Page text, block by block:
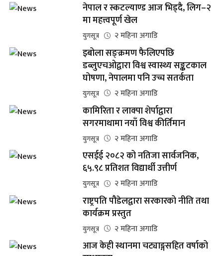
नेपाल र स्कटल्याण्ड आज भिड्दै, लिग–२
मा महत्त्वपूर्ण खेल
युगसूत्र २ महिना अगाडि
इबोला सङ्क्रमण फैलिएपछि
डब्लुएचओद्वारा विश्व स्वास्थ्य सङ्कटकाल
घोषणा, नेपालमा पनि उच्च सतर्कता
युगसूत्र २ महिना अगाडि
कामिरिता र लाक्पा शेर्पाद्वारा
सगरमाथामा नयाँ विश्व कीर्तिमान
युगसूत्र २ महिना अगाडि
एसईई २०८२ को नतिजा सार्वजनिक,
६५.९८ प्रतिशत विद्यार्थी उत्तीर्ण
युगसूत्र २ महिना अगाडि
राष्ट्रपति पौडेलद्वारा सरकारको नीति तथा
कार्यक्रम प्रस्तुत
युगसूत्र २ महिना अगाडि
आज केही स्थानमा चट्याङ्गसहित वर्षाको